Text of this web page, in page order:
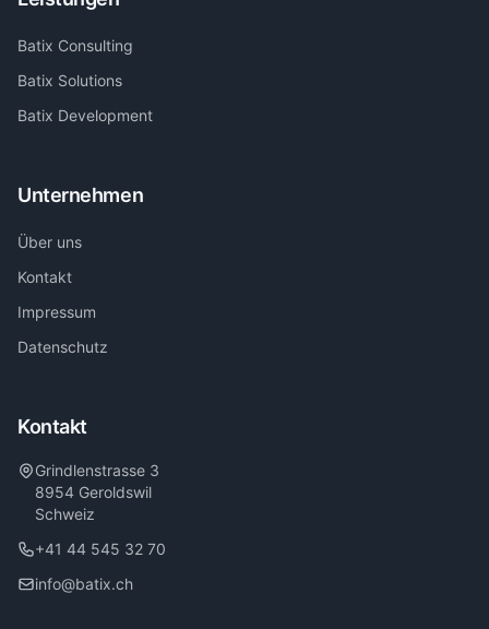
Batix Consulting
Batix Solutions
Batix Development
Unternehmen
Über uns
Kontakt
Impressum
Datenschutz
Kontakt
Grindlenstrasse 3
8954 Geroldswil
Schweiz
+41 44 545 32 70
info@batix.ch